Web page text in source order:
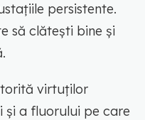
persistente.
să clătești bine și
virtuților
și a fluorului pe care